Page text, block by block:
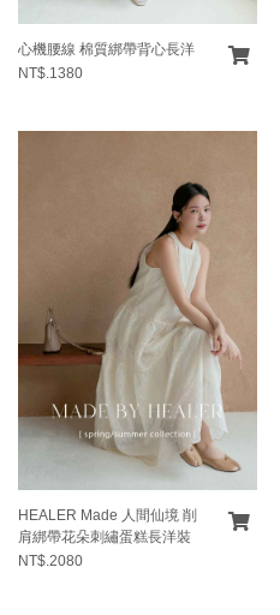
心機腰線 棉質綁帶背心長洋
NT$.1380
HEALER Made 人間仙境 削
肩綁帶花朵刺繡蛋糕長洋裝
NT$.2080